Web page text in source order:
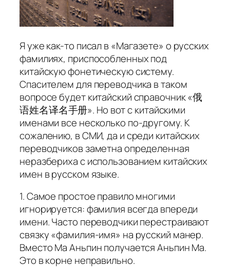
Я уже как-то писал в «Магазете» о русских
фамилиях, приспособленных под
китайскую фонетическую систему.
Спасителем для переводчика в таком
вопросе будет китайский справочник «俄
语姓名译名手册». Но вот с китайскими
именами все несколько по-другому. К
сожалению, в СМИ, да и среди китайских
переводчиков заметна определенная
неразбериха с использованием китайских
имен в русском языке.
1. Самое простое правило многими
игнорируется: фамилия всегда впереди
имени. Часто переводчики перестраивают
связку «фамилия-имя» на русский манер.
Вместо Ма Аньпин получается Аньпин Ма.
Это в корне неправильно.